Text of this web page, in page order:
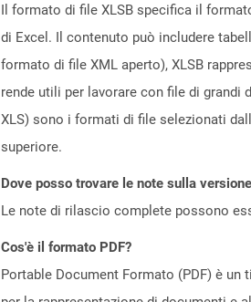
Il formato di file XLSB specifica il
di Excel. Il contenuto può includere
formato di file XML aperto), XLSB
rende utili per lavorare con file di grandi
XLS) sono i formati di file selezionati
superiore.
Dove posso trovare le note sulla
Le note di rilascio complete possono
Cos'è il formato PDF?
Portable Document Formato (PDF) è